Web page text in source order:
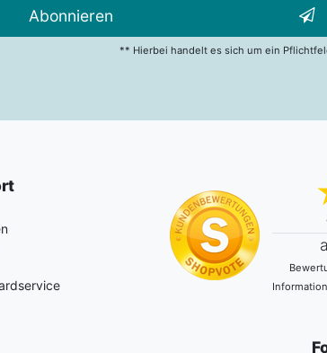
Abonnieren
** Hierbei handelt es sich um ein